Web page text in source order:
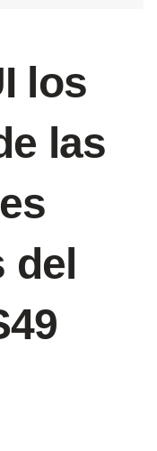
los
las
del